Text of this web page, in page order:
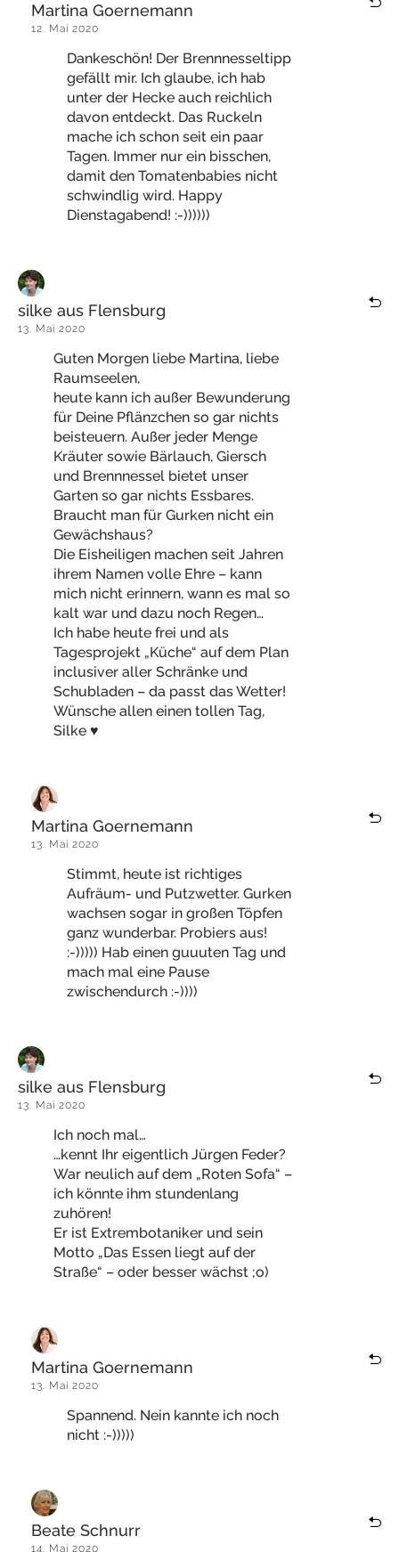
Martina Goernemann
12. Mai 2020
Dankeschön! Der Brennnesseltipp
gefällt mir. Ich glaube, ich hab
unter der Hecke auch reichlich
davon entdeckt. Das Ruckeln
mache ich schon seit ein paar
Tagen. Immer nur ein bisschen,
damit den Tomatenbabies nicht
schwindlig wird. Happy
Dienstagabend! :-))))))
silke aus Flensburg
13. Mai 2020
Guten Morgen liebe Martina, liebe
Raumseelen,
heute kann ich außer Bewunderung
für Deine Pflänzchen so gar nichts
beisteuern. Außer jeder Menge
Kräuter sowie Bärlauch, Giersch
und Brennnessel bietet unser
Garten so gar nichts Essbares.
Braucht man für Gurken nicht ein
Gewächshaus?
Die Eisheiligen machen seit Jahren
ihrem Namen volle Ehre – kann
mich nicht erinnern, wann es mal so
kalt war und dazu noch Regen…
Ich habe heute frei und als
Tagesprojekt „Küche“ auf dem Plan
inclusiver aller Schränke und
Schubladen – da passt das Wetter!
Wünsche allen einen tollen Tag,
Silke ♥
Martina Goernemann
13. Mai 2020
Stimmt, heute ist richtiges
Aufräum- und Putzwetter. Gurken
wachsen sogar in großen Töpfen
ganz wunderbar. Probiers aus!
:-))))) Hab einen guuuten Tag und
mach mal eine Pause
zwischendurch :-))))
silke aus Flensburg
13. Mai 2020
Ich noch mal…
…kennt Ihr eigentlich Jürgen Feder?
War neulich auf dem „Roten Sofa“ –
ich könnte ihm stundenlang
zuhören!
Er ist Extrembotaniker und sein
Motto „Das Essen liegt auf der
Straße“ – oder besser wächst ;o)
Martina Goernemann
13. Mai 2020
Spannend. Nein kannte ich noch
nicht :-)))))
Beate Schnurr
14. Mai 2020